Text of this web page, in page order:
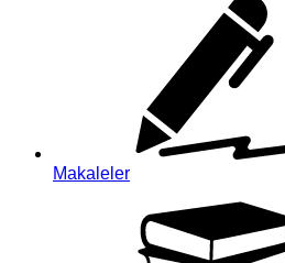
Makaleler